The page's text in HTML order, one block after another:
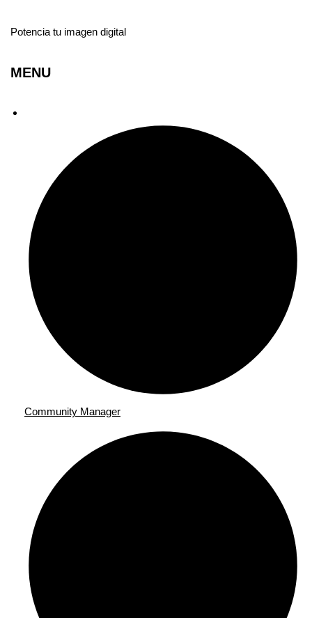
Potencia tu imagen digital
MENU
Community Manager